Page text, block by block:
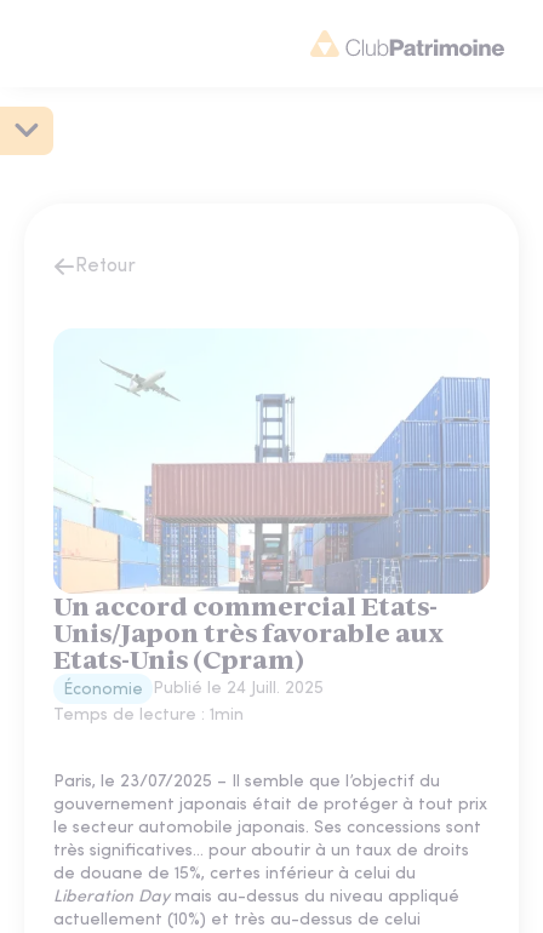
Retour
Un accord commercial Etats-
Unis/Japon très favorable aux
Etats-Unis (Cpram)
Économie Publié le 24 Juill. 2025
Temps de lecture : 1min
Paris, le 23/07/2025 – Il semble que l’objectif du
gouvernement japonais était de protéger à tout prix
le secteur automobile japonais. Ses concessions sont
très significatives… pour aboutir à un taux de droits
de douane de 15%, certes inférieur à celui du
Liberation Daymais au-dessus du niveau appliqué
actuellement (10%) et très au-dessus de celui